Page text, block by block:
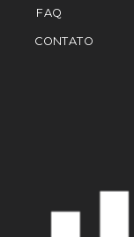
FAQ
CONTATO